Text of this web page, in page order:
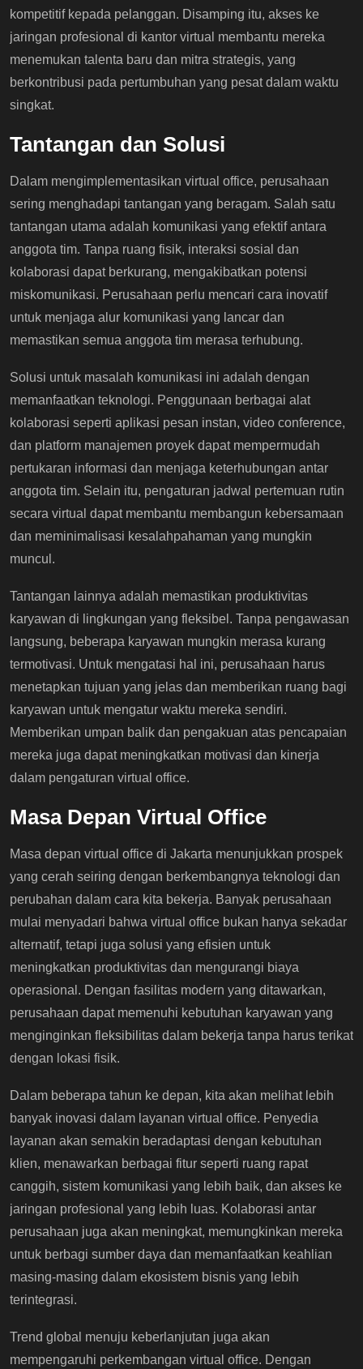
kompetitif kepada pelanggan. Disamping itu, akses ke
jaringan profesional di kantor virtual membantu mereka
menemukan talenta baru dan mitra strategis, yang
berkontribusi pada pertumbuhan yang pesat dalam waktu
singkat.
Tantangan dan Solusi
Dalam mengimplementasikan virtual office, perusahaan
sering menghadapi tantangan yang beragam. Salah satu
tantangan utama adalah komunikasi yang efektif antara
anggota tim. Tanpa ruang fisik, interaksi sosial dan
kolaborasi dapat berkurang, mengakibatkan potensi
miskomunikasi. Perusahaan perlu mencari cara inovatif
untuk menjaga alur komunikasi yang lancar dan
memastikan semua anggota tim merasa terhubung.
Solusi untuk masalah komunikasi ini adalah dengan
memanfaatkan teknologi. Penggunaan berbagai alat
kolaborasi seperti aplikasi pesan instan, video conference,
dan platform manajemen proyek dapat mempermudah
pertukaran informasi dan menjaga keterhubungan antar
anggota tim. Selain itu, pengaturan jadwal pertemuan rutin
secara virtual dapat membantu membangun kebersamaan
dan meminimalisasi kesalahpahaman yang mungkin
muncul.
Tantangan lainnya adalah memastikan produktivitas
karyawan di lingkungan yang fleksibel. Tanpa pengawasan
langsung, beberapa karyawan mungkin merasa kurang
termotivasi. Untuk mengatasi hal ini, perusahaan harus
menetapkan tujuan yang jelas dan memberikan ruang bagi
karyawan untuk mengatur waktu mereka sendiri.
Memberikan umpan balik dan pengakuan atas pencapaian
mereka juga dapat meningkatkan motivasi dan kinerja
dalam pengaturan virtual office.
Masa Depan Virtual Office
Masa depan virtual office di Jakarta menunjukkan prospek
yang cerah seiring dengan berkembangnya teknologi dan
perubahan dalam cara kita bekerja. Banyak perusahaan
mulai menyadari bahwa virtual office bukan hanya sekadar
alternatif, tetapi juga solusi yang efisien untuk
meningkatkan produktivitas dan mengurangi biaya
operasional. Dengan fasilitas modern yang ditawarkan,
perusahaan dapat memenuhi kebutuhan karyawan yang
menginginkan fleksibilitas dalam bekerja tanpa harus terikat
dengan lokasi fisik.
Dalam beberapa tahun ke depan, kita akan melihat lebih
banyak inovasi dalam layanan virtual office. Penyedia
layanan akan semakin beradaptasi dengan kebutuhan
klien, menawarkan berbagai fitur seperti ruang rapat
canggih, sistem komunikasi yang lebih baik, dan akses ke
jaringan profesional yang lebih luas. Kolaborasi antar
perusahaan juga akan meningkat, memungkinkan mereka
untuk berbagi sumber daya dan memanfaatkan keahlian
masing-masing dalam ekosistem bisnis yang lebih
terintegrasi.
Trend global menuju keberlanjutan juga akan
mempengaruhi perkembangan virtual office. Dengan